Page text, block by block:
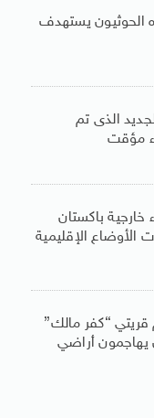
الحوثيون يستهدف
الذى تم
مؤقت
خارجية باكستان
الأوضاع الإقليمية
قريتي “كفر مالك”
يهاجمون أراضي